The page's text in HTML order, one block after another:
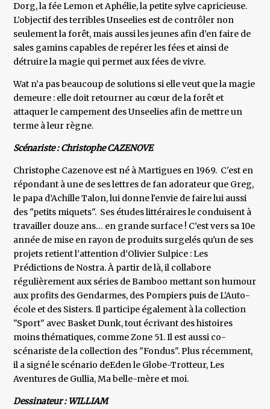
Dorg, la fée Lemon et Aphélie, la petite sylve capricieuse.
L’objectif des terribles Unseelies est de contrôler non
seulement la forêt, mais aussi les jeunes afin d’en faire de
sales gamins capables de repérer les fées et ainsi de
détruire la magie qui permet aux fées de vivre.
Wat n’a pas beaucoup de solutions si elle veut que la magie
demeure : elle doit retourner au cœur de la forêt et
attaquer le campement des Unseelies afin de mettre un
terme à leur règne.
Scénariste : Christophe CAZENOVE
Christophe Cazenove est né à Martigues en 1969. C'est en
répondant à une de ses lettres de fan adorateur que Greg,
le papa d’Achille Talon, lui donne l'envie de faire lui aussi
des "petits miquets". Ses études littéraires le conduisent à
travailler douze ans… en grande surface ! C’est vers sa 10e
année de mise en rayon de produits surgelés qu'un de ses
projets retient l’attention d’Olivier Sulpice : Les
Prédictions de Nostra. À partir de là, il collabore
régulièrement aux séries de Bamboo mettant son humour
aux profits des Gendarmes, des Pompiers puis de L’Auto-
école et des Sisters. Il participe également à la collection
"Sport" avec Basket Dunk, tout écrivant des histoires
moins thématiques, comme Zone 51. Il est aussi co-
scénariste de la collection des "Fondus". Plus récemment,
il a signé le scénario deEden le Globe-Trotteur, Les
Aventures de Gullia, Ma belle-mère et moi.
Dessinateur : WILLIAM